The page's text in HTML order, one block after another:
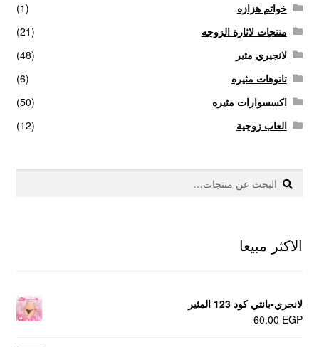
خواتم هزازه
(1)
منتجات لاثارة الزوجه
(21)
لانجيري مثير
(48)
تاتوهات مثيره
(6)
اكسسوارات مثيره
(50)
العاب زوجية
(12)
البحث
عن:
بحث
الاكثر مبيعا
لانجري-بانتي كود 123 المثير
60,00 EGP